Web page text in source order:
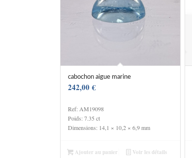
cabochon aigue marine
242,00€
Ref: AM19098
Poids: 7.35 ct
Dimensions: 14,1 × 10,2 × 6,9 mm
Ajouter au panier Voir les détails